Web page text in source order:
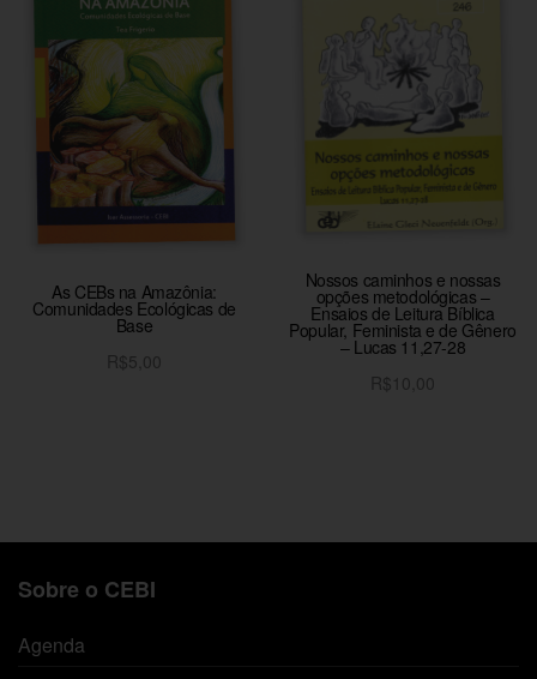
As CEBs na Amazônia:
Comunidades Ecológicas de
Base
R$5,00
Nossos caminhos e nossas
opções metodológicas –
Ensaios de Leitura Bíblica
Popular, Feminista e de Gênero
– Lucas 11,27-28
R$ 10,00
Sobre o CEBI
Agenda